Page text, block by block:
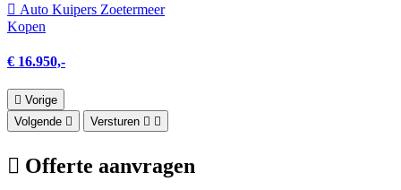
Auto Kuipers Zoetermeer
Kopen
€ 16.950,-
Vorige
Volgende
Versturen
Offerte aanvragen